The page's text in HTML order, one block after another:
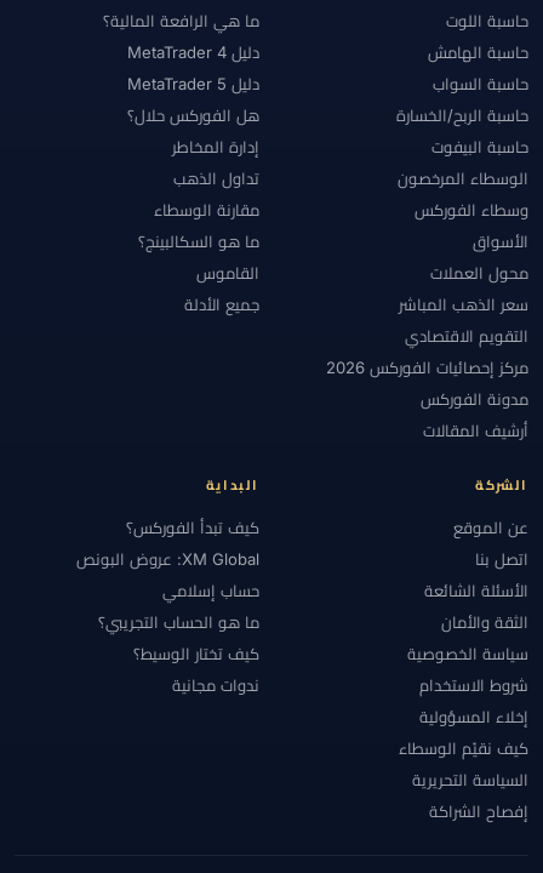
حاسبة اللوت
حاسبة الهامش
حاسبة السواب
حاسبة الربح/الخسارة
حاسبة البيفوت
الوسطاء المرخصون
وسطاء الفوركس
الأسواق
محول العملات
سعر الذهب المباشر
التقويم الاقتصادي
مركز إحصائيات الفوركس 2026
مدونة الفوركس
أرشيف المقالات
ما هي الرافعة المالية؟
دليل MetaTrader 4
دليل MetaTrader 5
هل الفوركس حلال؟
إدارة المخاطر
تداول الذهب
مقارنة الوسطاء
ما هو السكالبينج؟
القاموس
جميع الأدلة
الشركة
عن الموقع
اتصل بنا
الأسئلة الشائعة
الثقة والأمان
سياسة الخصوصية
شروط الاستخدام
إخلاء المسؤولية
كيف نقيّم الوسطاء
السياسة التحريرية
إفصاح الشراكة
البداية
كيف تبدأ الفوركس؟
XM Global: عروض البونص
حساب إسلامي
ما هو الحساب التجريبي؟
كيف تختار الوسيط؟
ندوات مجانية